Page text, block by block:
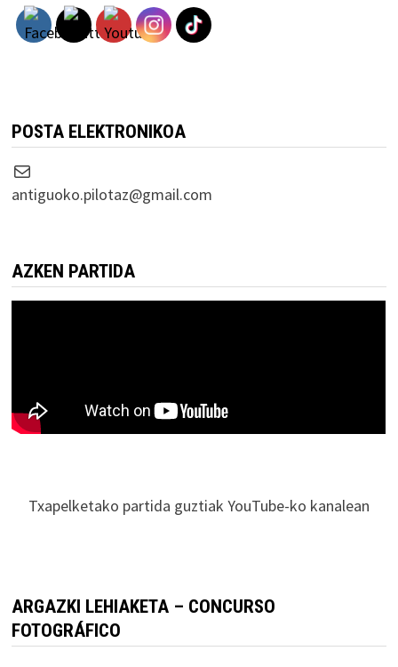
POSTA ELEKTRONIKOA
Correo electrónico
antiguoko.pilotaz@gmail.com
AZKEN PARTIDA
Txapelketako partida guztiak YouTube-ko kanalean
ARGAZKI LEHIAKETA – CONCURSO
FOTOGRÁFICO